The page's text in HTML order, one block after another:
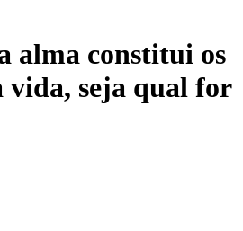
alma constitui os
vida, seja qual for